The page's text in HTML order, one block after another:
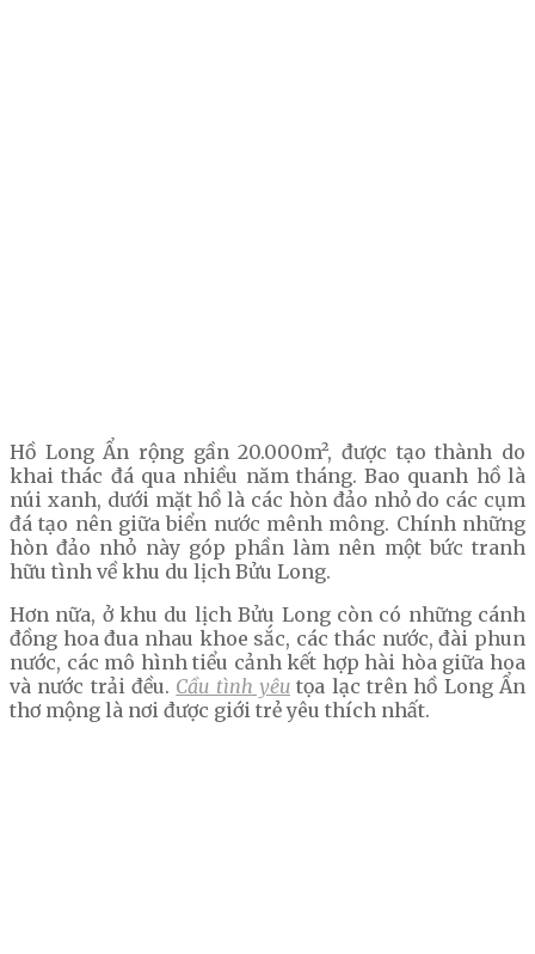
Hồ Long Ẩn rộng gần 20.000m², được tạo thành do
khai thác đá qua nhiều năm tháng. Bao quanh hồ là
núi xanh, dưới mặt hồ là các hòn đảo nhỏ do các cụm
đá tạo nên giữa biển nước mênh mông. Chính những
hòn đảo nhỏ này góp phần làm nên một bức tranh
hữu tình về khu du lịch Bửu Long.
Hơn nữa, ở khu du lịch Bửu Long còn có những cánh
đồng hoa đua nhau khoe sắc, các thác nước, đài phun
nước, các mô hình tiểu cảnh kết hợp hài hòa giữa hoa
và nước trải đều. Cầu tình yêu tọa lạc trên hồ Long Ẩn
thơ mộng là nơi được giới trẻ yêu thích nhất.